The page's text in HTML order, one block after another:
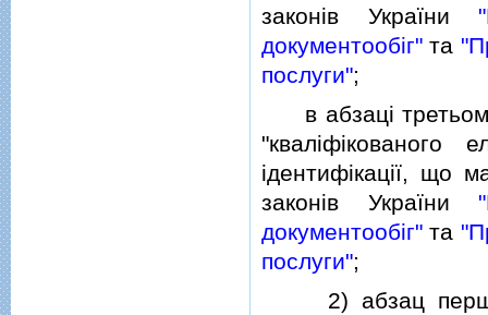
законiв України
документообiг" та
послуги";
в абзацi
"квалiфiкованого
iдентифiкацiї, що
законiв України
документообiг" та
послуги";
2) абзац перший